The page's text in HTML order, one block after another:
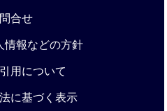
合せ
情報などの方針
用について
に基づく表示